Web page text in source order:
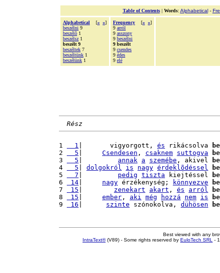
Table of Contents| Words: Alphabetical-
Alphabetical [« »]
beszélni 9
beszélõ 1
beszélsz 1
beszélt 9
beszéltek 7
beszéltünk 1
beszélünk 1
Frequency [« »]
9 arról
9 asszony
9 beszélni
9 beszélt
9 csendes
9 édes
9 elé
Rész
1
  1
|       vigyorgott, és rikácsolva
2
  5
Csendesen , csaknem suttogva
3
  5
annak a szemébe , akivel
4
  5
dolgokról is nagy érdeklõdéssel
5
  7
pedig tiszta kiejtéssel
6
14 nagy érzékenység; könnyezve
7
15 zenekart akart , és arról
8
15 ember , aki még hozzá nem is
9
16 szinte szónokolva, dühösen
Best viewed with any
IntraText®(V89) - Some rights reserved by EuloTech SRL -